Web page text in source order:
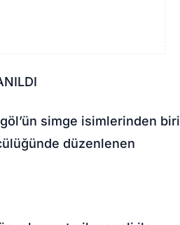
simge isimlerinden biri
düzenlenen